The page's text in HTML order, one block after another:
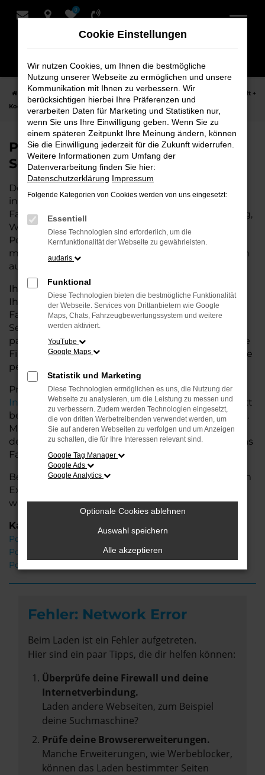
Zum
0
Startseite Syke Porsche
Porsche Cayenne Fahrzeuge bei Schmidt +
Koch für Syke
Porsche Cayenne Fahrzeuge bei
Schmidt + Koch für Syke
Der Porsche Cayenne ist die perfekte Wahl für alle
in Syke, die ein zuverlässiges und modernes
Fahrzeug suchen. Ob für den täglichen Arbeitsweg,
Wochenendausflüge oder lange Reisen, der
Porsche Cayenne bietet Komfort, Effizienz und
modernes Design, das sowohl in der Stadt als auch
auf dem Land glänzt.
Ihr Porsche Autohaus in der Nähe von Syke bietet
Ihnen neben einer breiten Auswahl an Porsche
Fahrzeugen auch umfassende Beratung und
Service. Wir unterstützen Sie bei der Auswahl des
passenden Modells und bieten maßgeschneiderte
Finanzierungslösungen sowie Leasingoptionen, die
perfekt zu Ihrem Budget und Bedarf passen.
Profitieren Sie von zusätzlichen Services wie
Inzahlungnahme,Wartung und Reparaturendirekt
bei Ihrem Porsche Autohaus in der Nähe von Syke.
Mit unserer großen Auswahl an Fahrzeugen und
der professionellen Beratung finden Sie bei uns das
Fahrzeug, das Ihre Ansprüche erfüllt.
Besuchen Sie uns und lassen Sie sich von unserem
Expertenteam beraten – der Porsche Cayenne
wartet auf Sie!
Kategorie
Porsche Cayenne Syke
Porsche Cayenne Gebrauchtwagen Syke
Porsche Cayenne Neuwagen Syke
Fehler: Network Error
Beim Laden ist ein Fehler aufgetreten.
Hier sind ein paar Tipps, die dir helfen können:
Überprüfe deine Firewall und deine
Internetverbindung.
Laden andere Webseiten, zum Beispiel
deine Suchmaschine?
Prüfe deine Browsererweiterungen.
Manche Erweiterungen, wie Werbeblocker,
können das Laden bestimmter Seiten
Cookie Einstellungen
Wir nutzen Cookies, um Ihnen die bestmögliche
Nutzung unserer Webseite zu ermöglichen und unsere
Kommunikation mit Ihnen zu verbessern. Wir
berücksichtigen hierbei Ihre Präferenzen und
verarbeiten Daten für Marketing und Statistiken nur,
wenn Sie uns Ihre Einwilligung geben. Wenn Sie zu
einem späteren Zeitpunkt Ihre Meinung ändern, können
Sie die Einwilligung jederzeit für die Zukunft widerrufen.
Weitere Informationen zum Umfang der
Datenverarbeitung finden Sie hier:
Datenschutzerklärung Impressum
Folgende Kategorien von Cookies werden von uns eingesetzt:
Essentiell
Diese Technologien sind erforderlich, um die
Kernfunktionalität der Webseite zu gewährleisten.
audaris
Funktional
Diese Technologien bieten die bestmögliche Funktionalität
der Webseite. Services von Drittanbietern wie Google
Maps, Chats, Fahrzeugbewertungssystem und weitere
werden aktiviert.
YouTube
Google Maps
Statistik und Marketing
Diese Technologien ermöglichen es uns, die Nutzung der
Webseite zu analysieren, um die Leistung zu messen und
zu verbessern. Zudem werden Technologien eingesetzt,
die von dritten Werbetreibenden verwendet werden, um
Sie auf anderen Webseiten zu verfolgen und um Anzeigen
zu schalten, die für Ihre Interessen relevant sind.
Google Tag Manager
Google Ads
Google Analytics
Optionale Cookies ablehnen
Auswahl speichern
Alle akzeptieren